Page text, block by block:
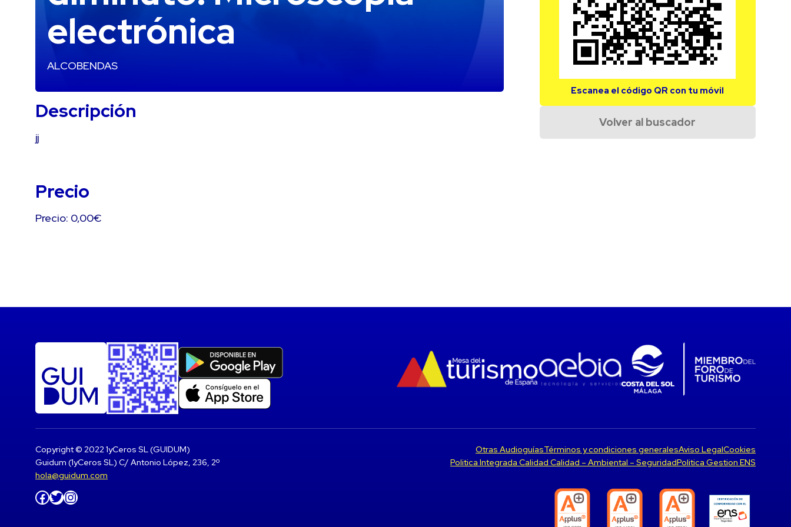
electrónica
ALCOBENDAS
Descripción
jj
Precio
Precio: 0,00€
Escanea el código QR con tu móvil
Volver al buscador
Copyright © 2022 1yCeros SL (GUIDUM)
Guidum (1yCeros SL) C/ Antonio López, 236, 2º
hola@guidum.com
Facebook Twitter Instagram
Otras AudioguíasTérminos y condiciones generalesAviso LegalCookies
Politica Integrada Calidad Calidad – Ambiental – SeguridadPolitica Gestion ENS